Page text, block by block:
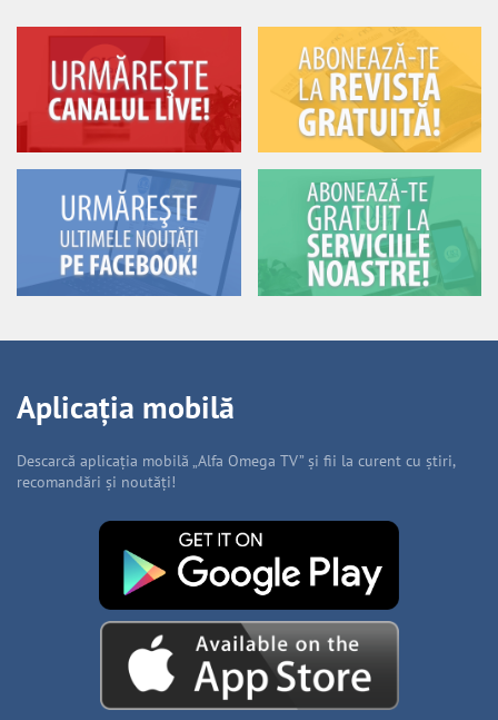
Aplicația mobilă
Descarcă aplicația mobilă „Alfa Omega TV” și fii la curent cu știri,
recomandări și noutăți!